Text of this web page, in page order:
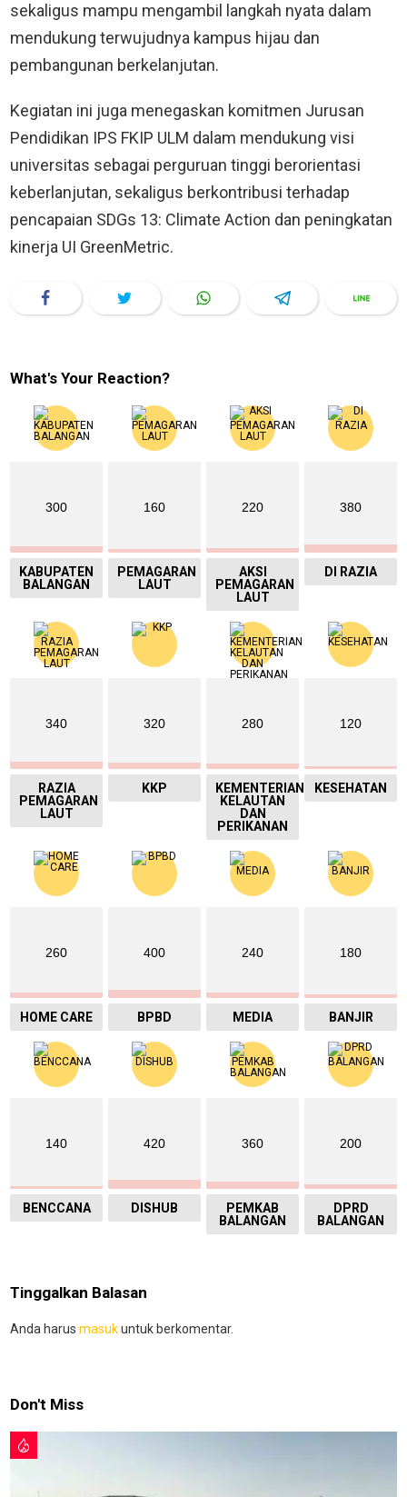
sekaligus mampu mengambil langkah nyata dalam
mendukung terwujudnya kampus hijau dan
pembangunan berkelanjutan.
Kegiatan ini juga menegaskan komitmen Jurusan
Pendidikan IPS FKIP ULM dalam mendukung visi
universitas sebagai perguruan tinggi berorientasi
keberlanjutan, sekaligus berkontribusi terhadap
pencapaian SDGs 13: Climate Action dan peningkatan
kinerja UI GreenMetric.
What's Your Reaction?
300
KABUPATEN
BALANGAN
160
PEMAGARAN
LAUT
220
AKSI
PEMAGARAN
LAUT
380
DI RAZIA
340
RAZIA
PEMAGARAN
LAUT
320
KKP
280
KEMENTERIAN
KELAUTAN
DAN
PERIKANAN
120
KESEHATAN
260
HOME CARE
400
BPBD
240
MEDIA
180
BANJIR
140
BENCCANA
420
DISHUB
360
PEMKAB
BALANGAN
200
DPRD
BALANGAN
Tinggalkan Balasan
Anda harus masukuntuk berkomentar.
Don't Miss